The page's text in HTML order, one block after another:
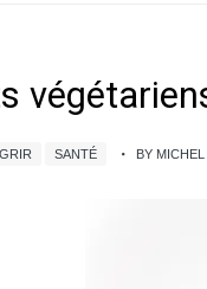
SANTÉ BY